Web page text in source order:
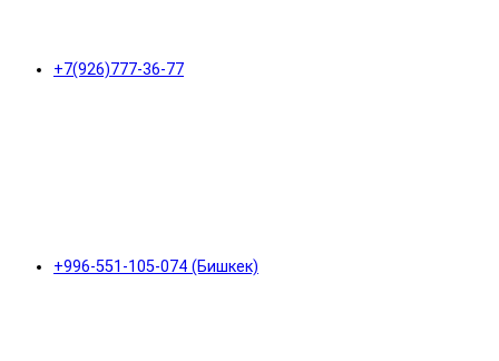
+7(926)777-36-77
+996-551-105-074 (Бишкек)